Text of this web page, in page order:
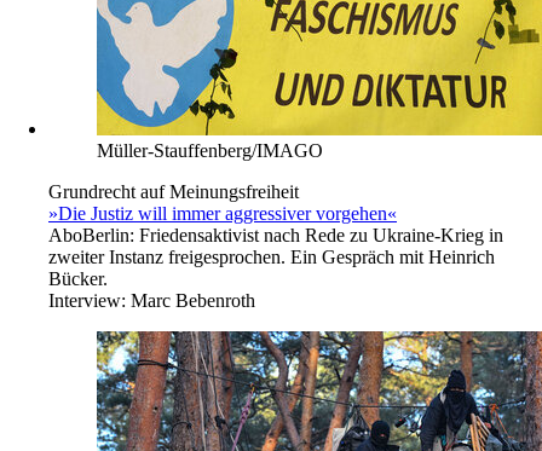
Müller-Stauffenberg/IMAGO
Grundrecht auf Meinungsfreiheit
»Die Justiz will immer aggressiver vorgehen«
AboBerlin: Friedensaktivist nach Rede zu Ukraine-Krieg in
zweiter Instanz freigesprochen. Ein Gespräch mit Heinrich
Bücker.
Interview: Marc Bebenroth